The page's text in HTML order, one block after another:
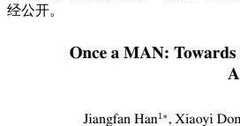
经公开。